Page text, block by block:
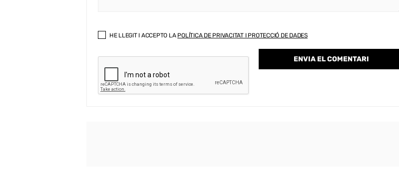
HE LLEGIT I ACCEPTO LA POLÍTICA DE PRIVACITAT I PROTECCIÓ DE DADES